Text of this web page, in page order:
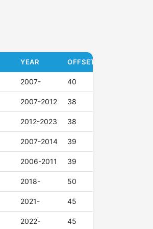
YEAR OFFSET (ET)
2007- 40
2007-2012 38
2012-2023 38
2007-2014 39
2006-2011 39
2018- 50
2021- 45
2022- 45